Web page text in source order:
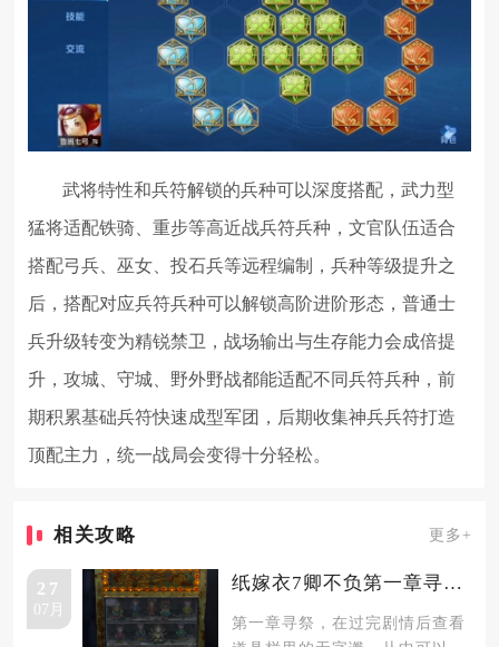
武将特性和兵符解锁的兵种可以深度搭配，武力型
猛将适配铁骑、重步等高近战兵符兵种，文官队伍适合
搭配弓兵、巫女、投石兵等远程编制，兵种等级提升之
后，搭配对应兵符兵种可以解锁高阶进阶形态，普通士
兵升级转变为精锐禁卫，战场输出与生存能力会成倍提
升，攻城、守城、野外野战都能适配不同兵符兵种，前
期积累基础兵符快速成型军团，后期收集神兵兵符打造
顶配主力，统一战局会变得十分轻松。
相关攻略 更多+
27
07月
纸嫁衣7卿不负第一章寻祭怎么通关
第一章寻祭，在过完剧情后查看